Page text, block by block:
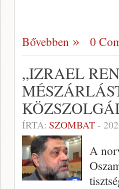
Bővebben 0
„IZRAEL
ÍRTA: SZOMBAT-
A